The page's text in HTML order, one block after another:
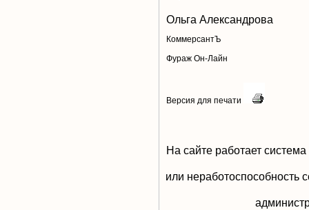
Ольга Александрова
КоммерсантЪ
Фураж Он-Лайн
Версия для печати
На сайте работает
или неработоспособность